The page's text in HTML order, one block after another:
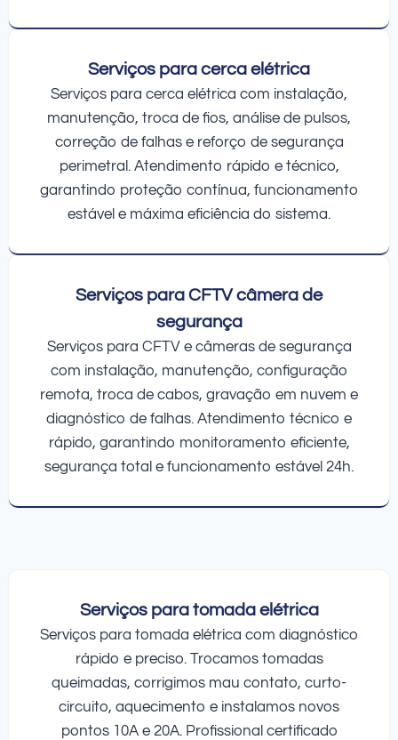
Serviços para cerca elétrica
Serviços para cerca elétrica com instalação,
manutenção, troca de fios, análise de pulsos,
correção de falhas e reforço de segurança
perimetral. Atendimento rápido e técnico,
garantindo proteção contínua, funcionamento
estável e máxima eficiência do sistema.
Serviços para CFTV câmera de
segurança
Serviços para CFTV e câmeras de segurança
com instalação, manutenção, configuração
remota, troca de cabos, gravação em nuvem e
diagnóstico de falhas. Atendimento técnico e
rápido, garantindo monitoramento eficiente,
segurança total e funcionamento estável 24h.
Serviços para tomada elétrica
Serviços para tomada elétrica com diagnóstico
rápido e preciso. Trocamos tomadas
queimadas, corrigimos mau contato, curto-
circuito, aquecimento e instalamos novos
pontos 10A e 20A. Profissional certificado